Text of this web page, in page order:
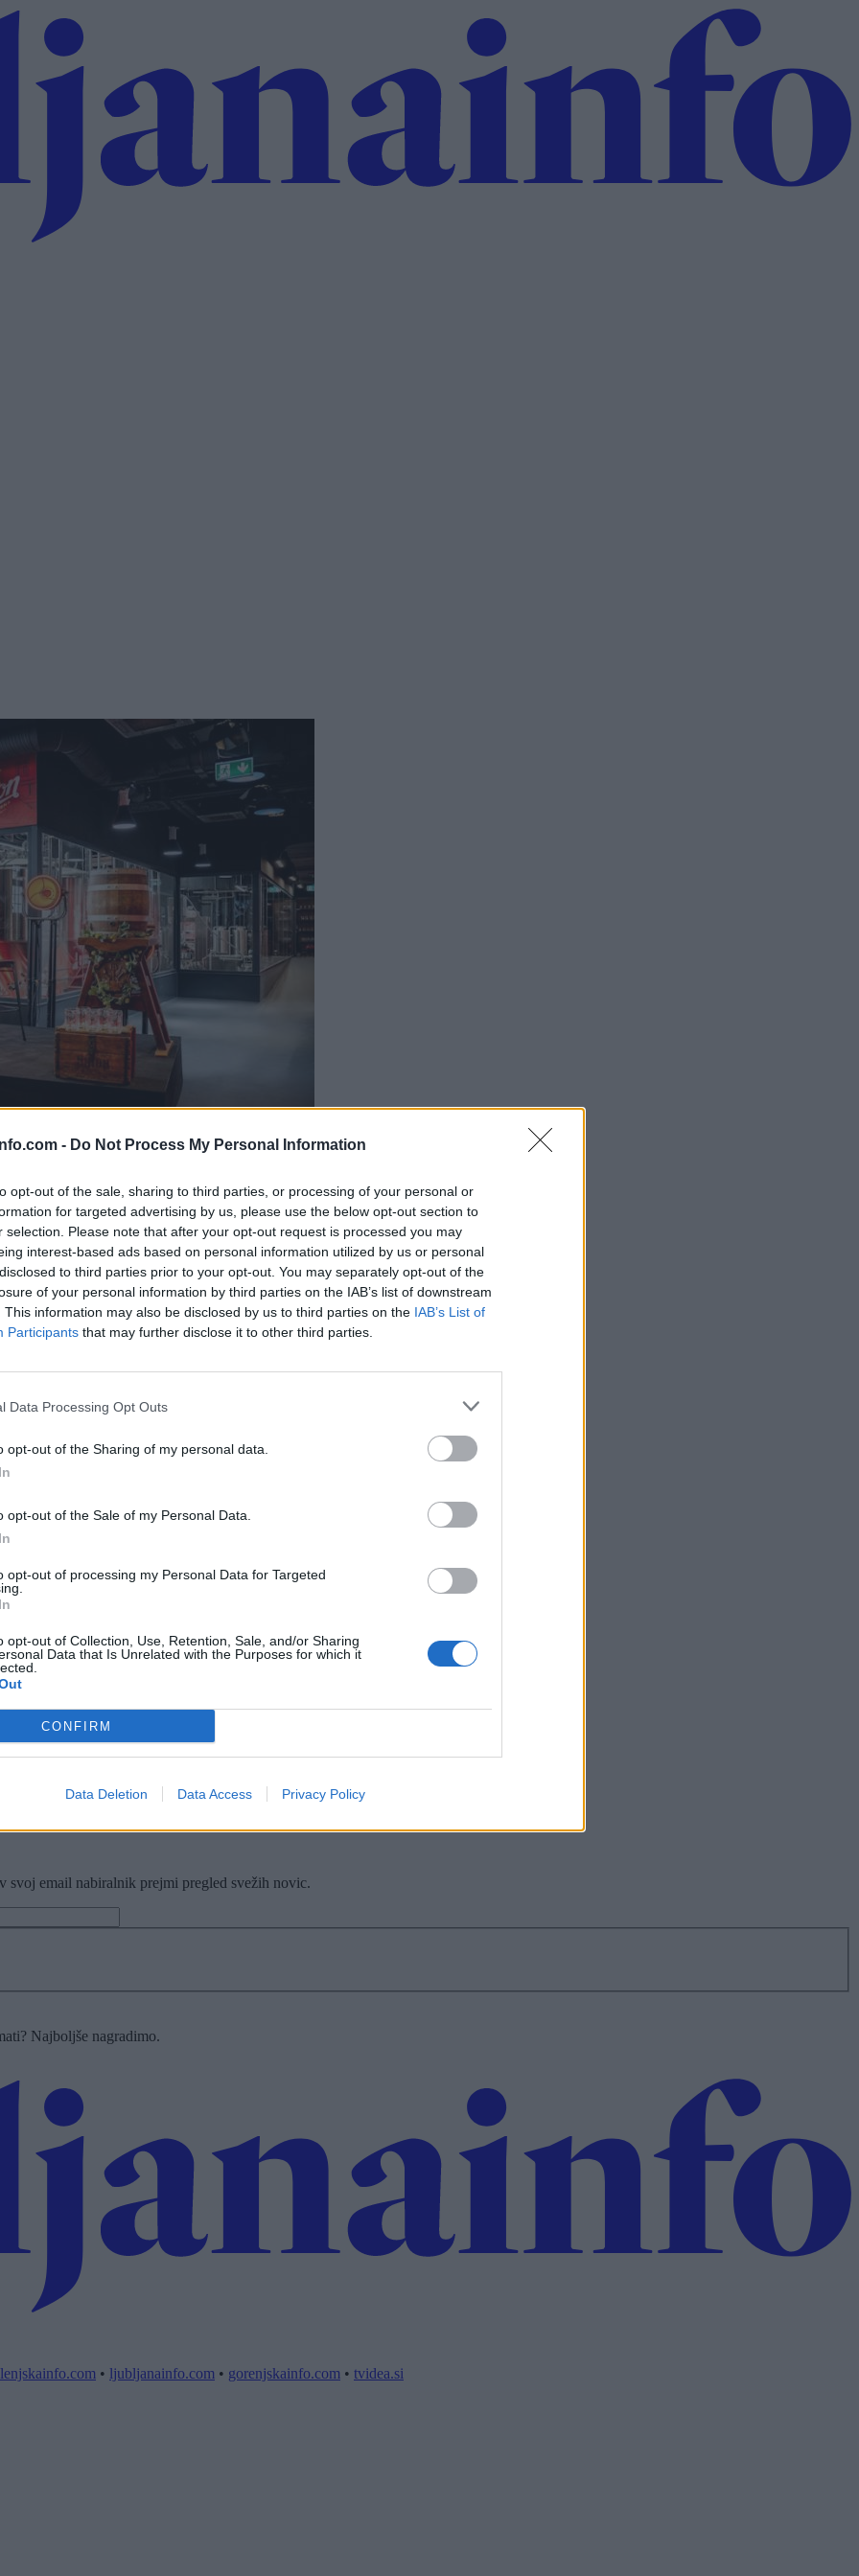
- Do Not Process My Personal Information
opt-out of the sale, sharing to third parties, or processing of your personal or
for targeted advertising by us, please use the below opt-out section to
selection. Please note that after your opt-out request is processed you may
interest-based ads based on personal information utilized by us or personal
to third parties prior to your opt-out. You may separately opt-out of the
of your personal information by third parties on the IAB’s list of downstream
This information may also be disclosed by us to third parties on the IAB’s List of
Participants that may further disclose it to other third parties.
Data Processing Opt Outs
opt-out of the Sharing of my personal data.
opt-out of the Sale of my Personal Data.
opt-out of processing my Personal Data for Targeted
opt-out of Collection, Use, Retention, Sale, and/or Sharing
Data that Is Unrelated with the Purposes for which it
CONFIRM
Data Deletion Data Access Privacy Policy
trenutek za veliki korak?
Ajdovščina
svoj email nabiralnik prejmi pregled svežih novic.
Najboljše nagradimo.
• ljubljanainfo.com • gorenjskainfo.com • tvidea.si
×